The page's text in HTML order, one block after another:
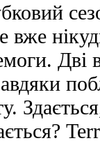
вже